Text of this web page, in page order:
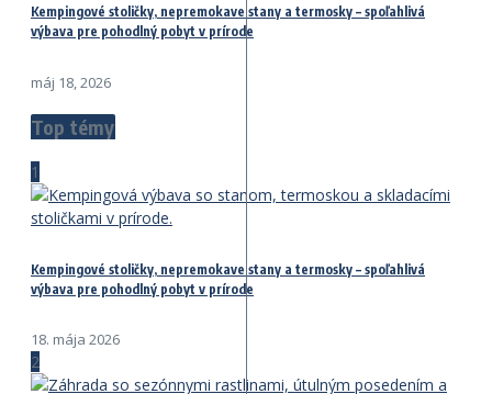
Kempingové stoličky, nepremokave stany a termosky – spoľahlivá
výbava pre pohodlný pobyt v prírode
máj 18, 2026
Top témy
1
Kempingové stoličky, nepremokave stany a termosky – spoľahlivá
výbava pre pohodlný pobyt v prírode
18. mája 2026
2